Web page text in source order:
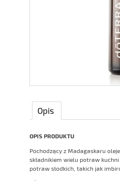
Opis
OPIS PRODUKTU
Pochodzący z Madagaskaru
składnikiem wielu potraw
potraw słodkich, takich jak